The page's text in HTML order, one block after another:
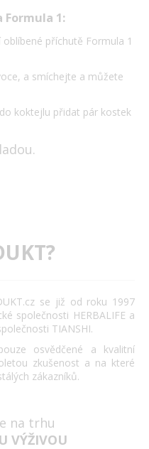
1:
příchutě Formula 1
a smíchejte a můžete
koktejlu přidat pár kostek
se již od roku 1997
společnosti HERBALIFE a
TIANSHI.
osvědčené a kvalitní
zkušenost a na které
zákazníků.
na trhu
VÝŽIVOU